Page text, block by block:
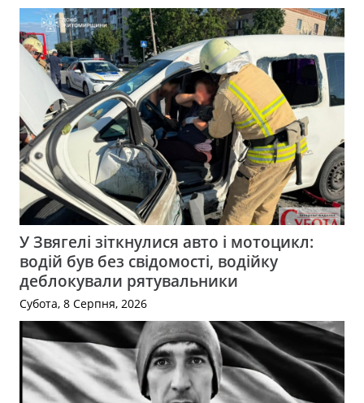
У Звягелі зіткнулися авто і мотоцикл:
водій був без свідомості, водійку
деблокували рятувальники
Субота, 8 Серпня, 2026